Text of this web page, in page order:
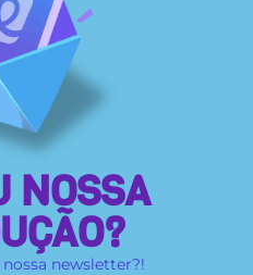
NOSSA
newsletter?!